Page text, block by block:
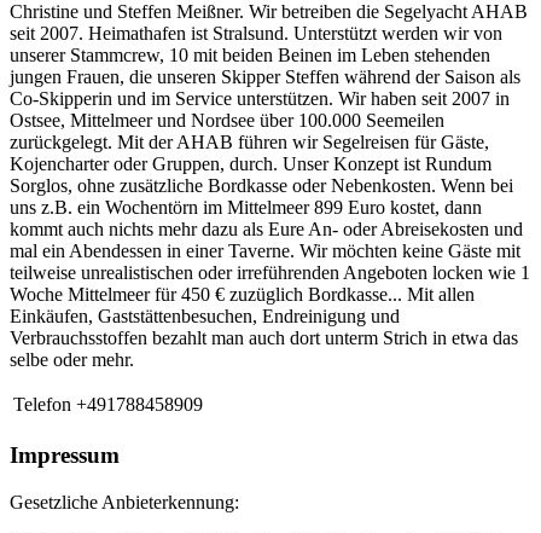
Christine und Steffen Meißner. Wir betreiben die Segelyacht AHAB
seit 2007. Heimathafen ist Stralsund. Unterstützt werden wir von
unserer Stammcrew, 10 mit beiden Beinen im Leben stehenden
jungen Frauen, die unseren Skipper Steffen während der Saison als
Co-Skipperin und im Service unterstützen. Wir haben seit 2007 in
Ostsee, Mittelmeer und Nordsee über 100.000 Seemeilen
zurückgelegt. Mit der AHAB führen wir Segelreisen für Gäste,
Kojencharter oder Gruppen, durch. Unser Konzept ist Rundum
Sorglos, ohne zusätzliche Bordkasse oder Nebenkosten. Wenn bei
uns z.B. ein Wochentörn im Mittelmeer 899 Euro kostet, dann
kommt auch nichts mehr dazu als Eure An- oder Abreisekosten und
mal ein Abendessen in einer Taverne. Wir möchten keine Gäste mit
teilweise unrealistischen oder irreführenden Angeboten locken wie 1
Woche Mittelmeer für 450 € zuzüglich Bordkasse... Mit allen
Einkäufen, Gaststättenbesuchen, Endreinigung und
Verbrauchsstoffen bezahlt man auch dort unterm Strich in etwa das
selbe oder mehr.
Telefon +491788458909
Impressum
Gesetzliche Anbieterkennung: